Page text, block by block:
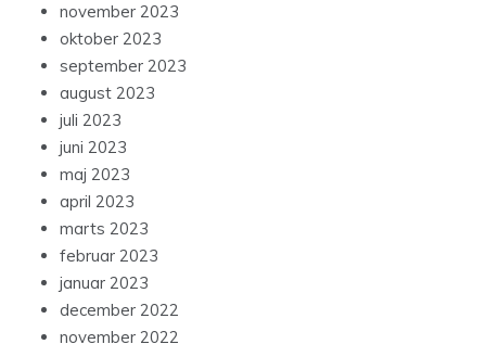
november 2023
oktober 2023
september 2023
august 2023
juli 2023
juni 2023
maj 2023
april 2023
marts 2023
februar 2023
januar 2023
december 2022
november 2022